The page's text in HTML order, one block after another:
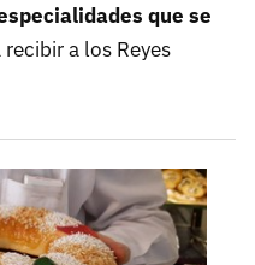
que se
recibir a los Reyes